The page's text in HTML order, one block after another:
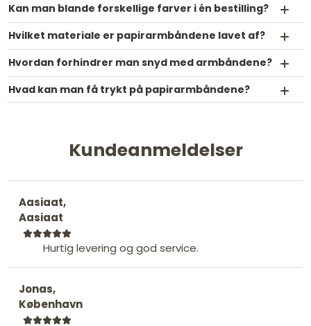
Kan man blande forskellige farver i én bestilling?
Hvilket materiale er papirarmbåndene lavet af?
Hvordan forhindrer man snyd med armbåndene?
Hvad kan man få trykt på papirarmbåndene?
Kundeanmeldelser
Aasiaat,
Aasiaat
Hurtig levering og god service.
Jonas,
København